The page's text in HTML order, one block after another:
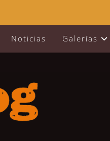
Noticias Galerías